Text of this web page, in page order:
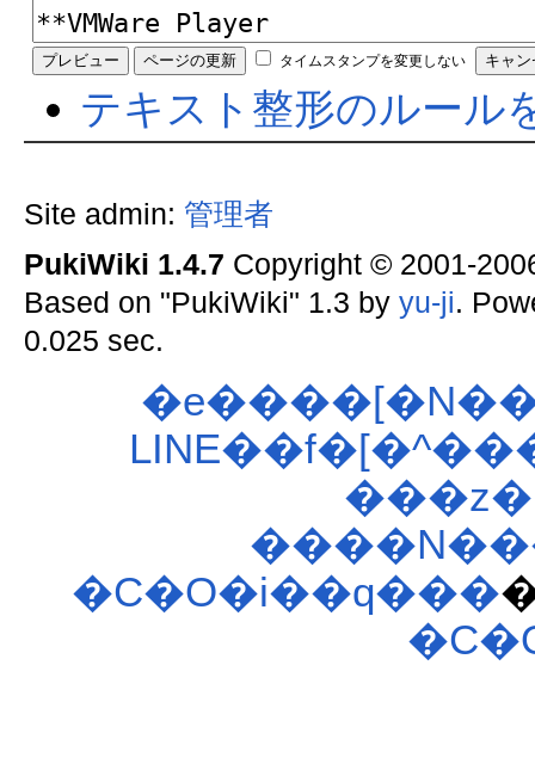
タイムスタンプを変更しない
テキスト整形のルール
Site admin: 管理者
PukiWiki 1.4.7 Copyright © 2001-
Based on "PukiWiki" 1.3 by yu-ji.
0.025 sec.
�C�O�i��q���